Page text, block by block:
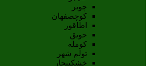
چوبر
کوچصفهان
اطاقور
حویق
کومله
تولم شهر
خشکبیجار